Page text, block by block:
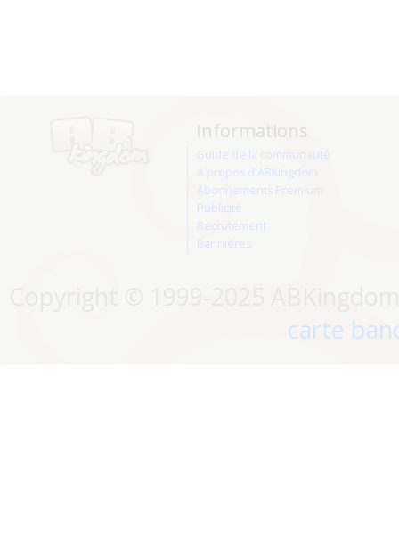
Informations
Guide de la communauté
A propos d'ABKingdom
Abonnements Premium
Publicité
Recrutement
Bannières
carte